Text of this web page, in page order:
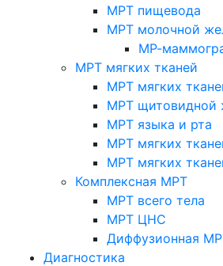
МРТ пищевода
МРТ молочной
МР-
МРТ мягких тканей
МРТ мягких
МРТ щитовидной
МРТ языка и рта
МРТ мягких
МРТ мягких
Комплексная МРТ
МРТ всего тела
МРТ ЦНС
Диффузионная
Диагностика